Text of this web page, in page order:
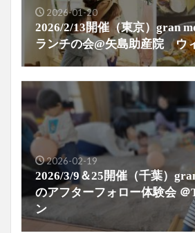
2026-01-20
2026/2/13開催（東京）gran
ランチの会@矢島助産院 ウ
2026-02-19
2026/3/9＆25開催（千葉）
のアフターフォロー体験会 ＠
ン